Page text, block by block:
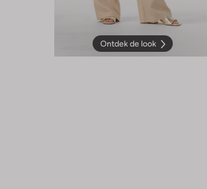
Ontdek de look